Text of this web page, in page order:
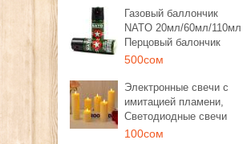
Газовый баллончик
NATO 20мл/60мл/110мл
Перцовый балончик
500сом
Электронные свечи с
имитацией пламени,
Светодиодные свечи
100сом